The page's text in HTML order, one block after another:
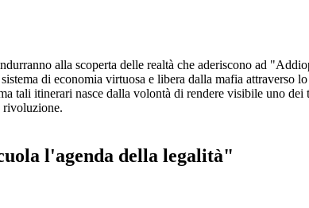
alla scoperta delle realtà che aderiscono ad
di economia virtuosa e libera dalla mafia attraverso
tali itinerari nasce dalla volontà di rendere visibile uno
rivoluzione.
l'agenda della legalità"